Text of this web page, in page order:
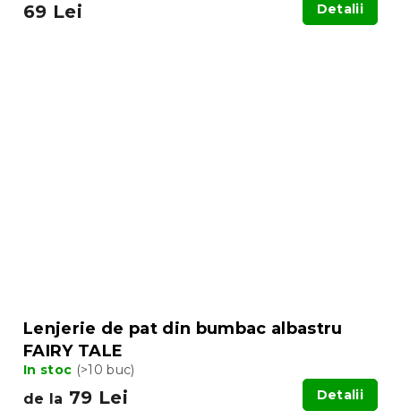
69 Lei Detalii
Lenjerie de pat din bumbac albastru
FAIRY TALE
In stoc (>10 buc)
de la 79 Lei Detalii